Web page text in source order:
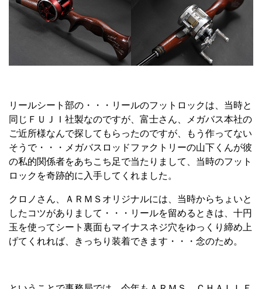
リールシート部の・・・リールのフットロックは、当時と
同じＦＵＪＩ社製なのですが、富士さん、メガバス本社の
ご近所様なんで探してもらったのですが、もう作ってない
そうで・・・メガバスロッドファクトリーの山下くんが彼
の私的関係者をあちこち足で当たりまして、当時のフット
ロックを奇跡的に入手してくれました。
クロノさん、ＡＲＭＳオリジナルには、当時からちょいと
したコツがありまして・・・リールを留めるときは、十円
玉を使ってシート裏面もマイナスネジ穴をゆっくり締め上
げてくれれば、きっちり装着できます・・・念のため。